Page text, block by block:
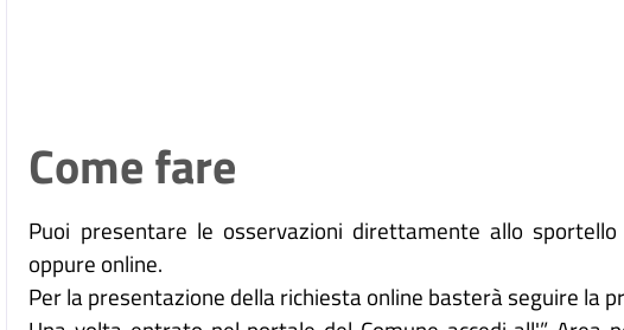
Come fare
Puoi presentare le osservazioni direttamente allo
oppure online.
Per la presentazione della richiesta online basterà seguire la